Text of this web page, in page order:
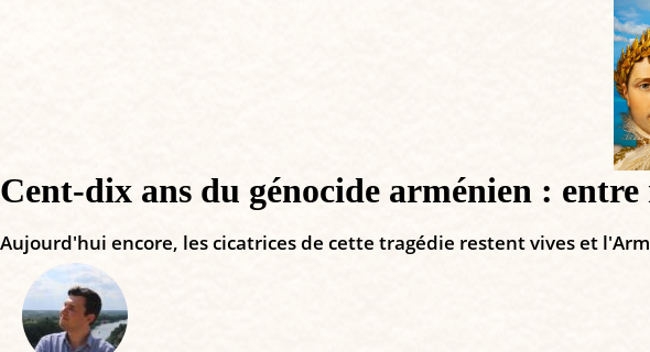
Cent-dix ans du génocide arménien : entre
Aujourd'hui encore, les cicatrices de cette tragédie restent vives et